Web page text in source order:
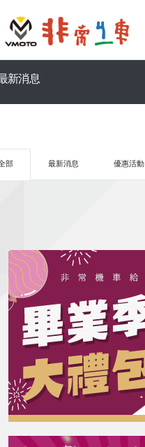
新消息
部 最新消息 優惠活動